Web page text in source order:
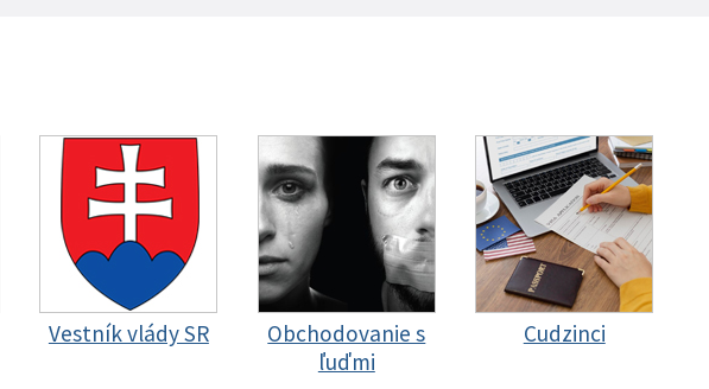
Vestník vlády SR
Obchodovanie s
ľuďmi
Cudzinci